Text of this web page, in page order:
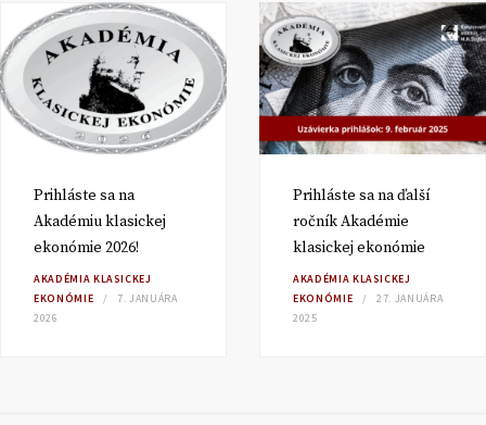
Prihláste sa na
Akadémiu klasickej
ekonómie 2026!
AKADÉMIA KLASICKEJ
EKONÓMIE
7. JANUÁRA
2026
Prihláste sa na ďalší
ročník Akadémie
klasickej ekonómie
AKADÉMIA KLASICKEJ
EKONÓMIE
27. JANUÁRA
2025